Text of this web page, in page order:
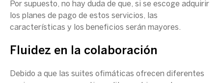
Por supuesto, no hay duda de que, si se escoge adquirir
los planes de pago de estos servicios, las
características y los beneficios serán mayores.
Fluidez en la colaboración
Debido a que las suites ofimáticas ofrecen diferentes